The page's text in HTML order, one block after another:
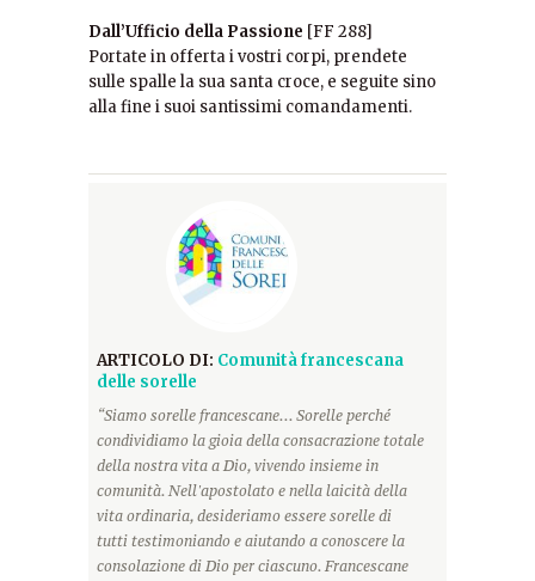
Dall’Ufficio della Passione [FF 288]
Portate in offerta i vostri corpi, prendete
sulle spalle la sua santa croce, e seguite sino
alla fine i suoi santissimi comandamenti.
ARTICOLO DI: Comunità francescana
delle sorelle
“Siamo sorelle francescane... Sorelle perché
condividiamo la gioia della consacrazione totale
della nostra vita a Dio, vivendo insieme in
comunità. Nell'apostolato e nella laicità della
vita ordinaria, desideriamo essere sorelle di
tutti testimoniando e aiutando a conoscere la
consolazione di Dio per ciascuno. Francescane